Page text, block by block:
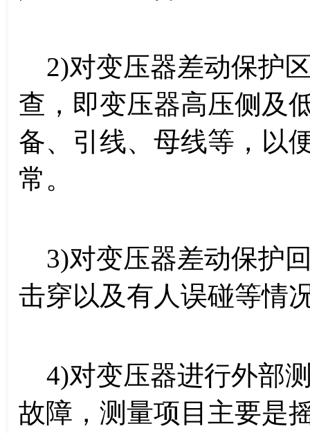
2)对变压器差动保护
查，即变压器高压侧及
备、引线、母线等，以
常。
3)对变压器差动保护
击穿以及有人误碰等情
4)对变压器进行外部
故障，测量项目主要是